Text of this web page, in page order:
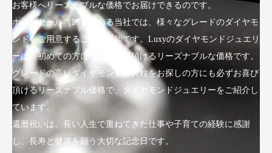
お客様へリーズナブルな価格でお届けできるのです。
ホールセール（卸）である当社では、様々なグレードのダイヤモ
ンドをご用意することが可能です。Luxyのダイヤモンドジュエリ
ーは、初めての方にも手にして頂けるリーズナブルな価格です。
グレードの高いダイヤモンドや大粒をお探しの方にも必ずお喜び
頂けるリーズナブル価格で、ダイヤモンドジュエリーをご紹介し
ています。
還暦祝いは、長い人生で重ねてきた仕事や子育ての経験に感謝
し、長寿と健康を願う大切な記念日です。